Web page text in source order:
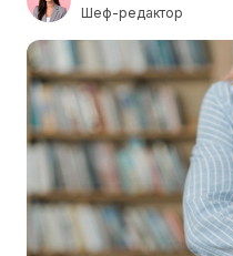
Шеф-редактор